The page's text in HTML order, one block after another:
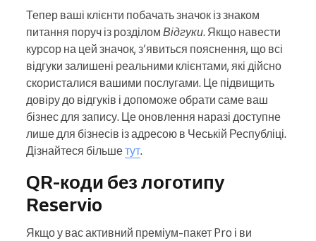
Тепер ваші клієнти побачать значок із знаком
питання поруч із розділом Відгуки. Якщо навести
курсор на цей значок, з’явиться пояснення, що всі
відгуки залишені реальними клієнтами, які дійсно
скористалися вашими послугами. Це підвищить
довіру до відгуків і допоможе обрати саме ваш
бізнес для запису. Це оновлення наразі доступне
лише для бізнесів із адресою в Чеській Республіці.
Дізнайтеся більшетут.
QR-коди без логотипу
Reservio
Якщо у вас активний преміум-пакет Pro і ви